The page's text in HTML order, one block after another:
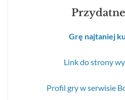
Grę najtaniej
Link do strony
Profil gry w serwisie